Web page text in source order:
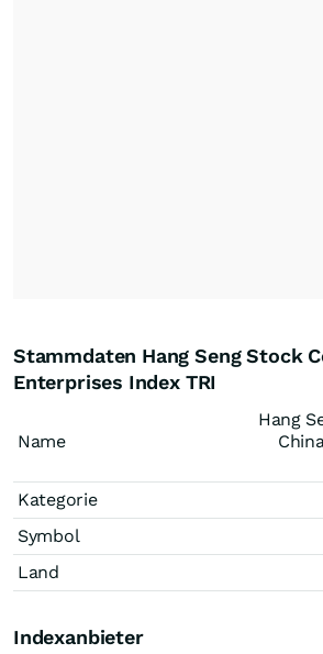
Stammdaten Hang Seng Stock
Enterprises Index TRI
Name
Hang
Kategorie
Symbol
Land
Indexanbieter